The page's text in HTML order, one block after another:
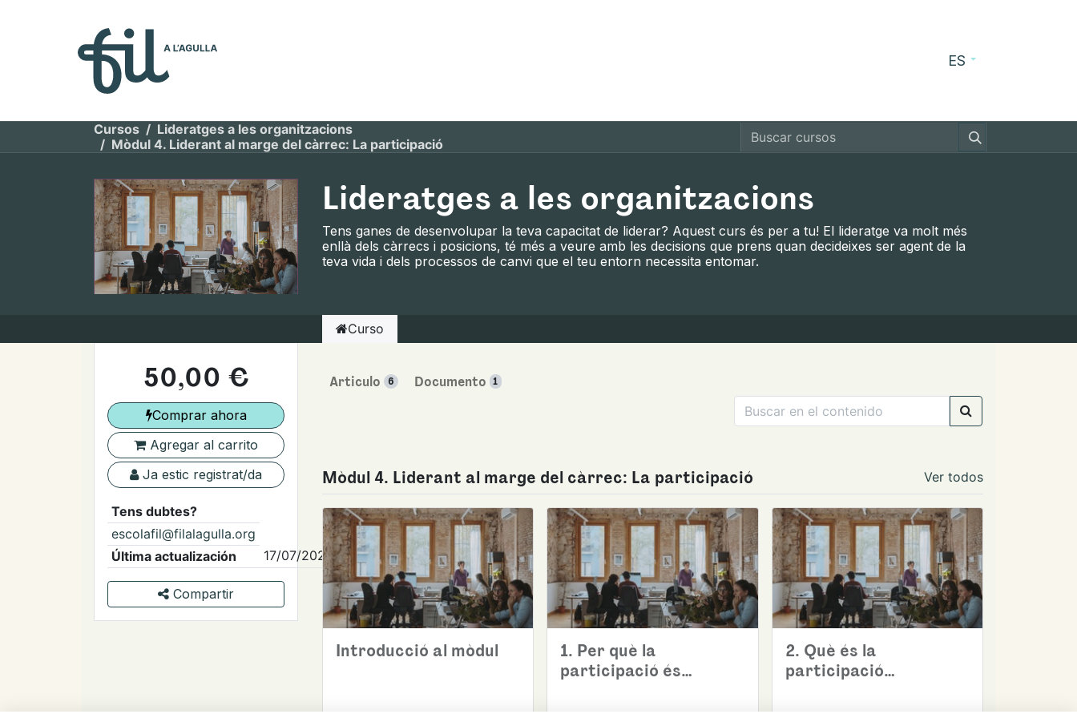
ES
Cursos
Lideratges a les organitzacions
Mòdul 4. Liderant al marge del càrrec: La participació
Lideratges a les organitzacions
Tens ganes de desenvolupar la teva capacitat de liderar? Aquest curs és per a tu! El lideratge va molt més
enllà dels càrrecs i posicions, té més a veure amb les decisions que prens quan decideixes ser agent de la
teva vida i dels processos de canvi que el teu entorn necessita entomar.
Endavant!​
50,00 €
Comprar ahora
Agregar al carrito
Ja estic registrat/da
Tens dubtes?
escolafil@filalagulla.org
Última actualización
17/07/2025
Compartir
Curso
Articulo 6 Documento 1
Mòdul 4. Liderant al marge del càrrec: La participació Ver todos
Introducció al mòdul
1. Per què la
participació és
2. Què és la
participació